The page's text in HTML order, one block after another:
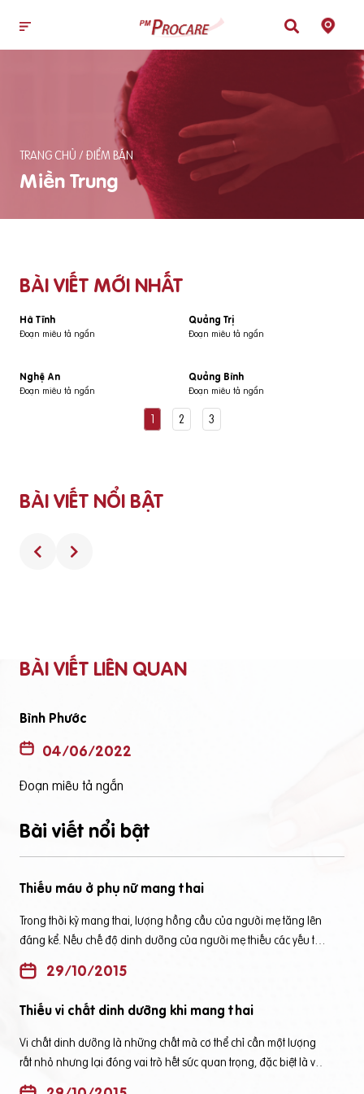
TRANG CHỦ / ĐIỂM BÁN
Miền Trung
BÀI VIẾT MỚI NHẤT
Hà Tĩnh
Đoạn miêu tả ngắn
Quảng Trị
Đoạn miêu tả ngắn
Nghệ An
Đoạn miêu tả ngắn
Quảng Bình
Đoạn miêu tả ngắn
1 2 3
BÀI VIẾT NỔI BẬT
BÀI VIẾT LIÊN QUAN
Bình Phước
04/06/2022
Đoạn miêu tả ngắn
Bài viết nổi bật
Thiếu máu ở phụ nữ mang thai
Trong thời kỳ mang thai, lượng hồng cầu của người mẹ tăng lên
đáng kể. Nếu chế độ dinh dưỡng của người mẹ thiếu các yếu tố
tạo máu, người mẹ rất dễ bị thiếu máu. Điều này có thể làm tăng
nguy cơ đẻ non, tăng tỷ lệ mắc bệnh, tổn thương bẩm sinh,
thậm chí tử vong của mẹ và bé. Vậy nguyên nhân, dấu hiệu và
cách phòng ngừa thiếu máu ở phụ nữ mang thai như thế nào,
chúng ta hãy cùng tìm hiểu nhé! Ảnh minh họa: Thiếu máu ở
phụ nữ mang thai Nhận biết dấu hiệu thiếu máu khi mang thai?
29/10/2015
Thiếu vi chất dinh dưỡng khi mang thai
Vi chất dinh dưỡng là những chất mà cơ thể chỉ cần một lượng
rất nhỏ nhưng lại đóng vai trò hết sức quan trọng, đặc biệt là với
phụ nữ mang thai, cho con bú và trẻ nhỏ. Thiếu vi chất dinh